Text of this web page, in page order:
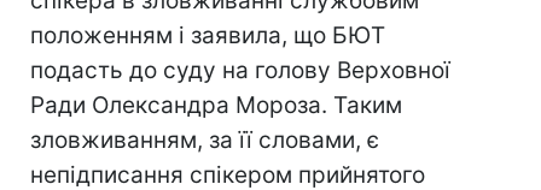
положенням і заявила, що БЮТ
подасть до суду на голову Верховної
Ради Олександра Мороза. Таким
зловживанням, за її словами, є
непідписання спікером прийнятого